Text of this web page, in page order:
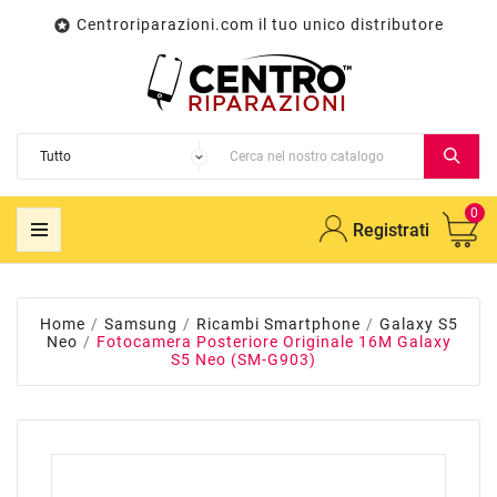
 Centroriparazioni.com il tuo unico distributore
Registrati
0
Home Samsung Ricambi Smartphone
Galaxy S5
Neo
Fotocamera Posteriore Originale 16M Galaxy
S5 Neo (SM-G903)